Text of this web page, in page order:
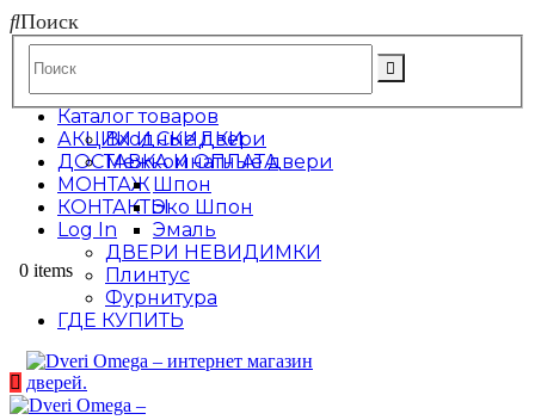
Поиск
АКЦИИ И СКИДКИ
ДОСТАВКА И ОПЛАТА
МОНТАЖ
КОНТАКТЫ
Log In
0 items
Каталог товаров
Входные двери
Межкомнатные двери
Шпон
Эко Шпон
Эмаль
ДВЕРИ НЕВИДИМКИ
Плинтус
Фурнитура
ГДЕ КУПИТЬ